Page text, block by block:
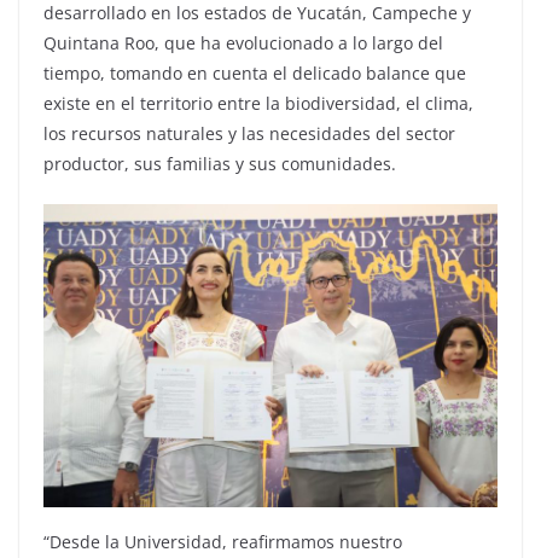
desarrollado en los estados de Yucatán, Campeche y
Quintana Roo, que ha evolucionado a lo largo del
tiempo, tomando en cuenta el delicado balance que
existe en el territorio entre la biodiversidad, el clima,
los recursos naturales y las necesidades del sector
productor, sus familias y sus comunidades.
“Desde la Universidad, reafirmamos nuestro